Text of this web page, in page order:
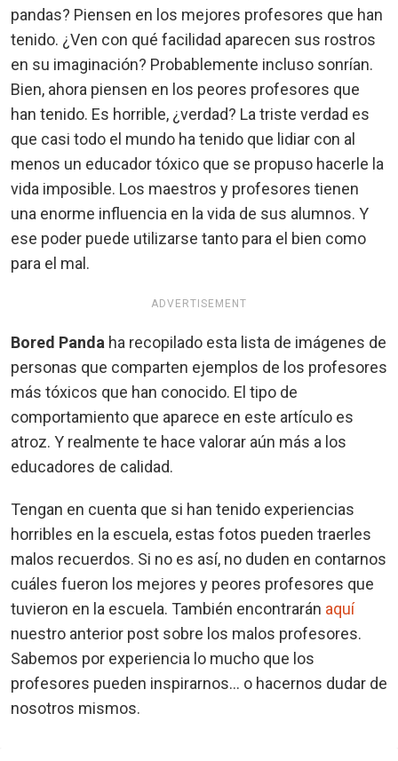
pandas? Piensen en los mejores profesores que han
tenido. ¿Ven con qué facilidad aparecen sus rostros
en su imaginación? Probablemente incluso sonrían.
Bien, ahora piensen en los peores profesores que
han tenido. Es horrible, ¿verdad? La triste verdad es
que casi todo el mundo ha tenido que lidiar con al
menos un educador tóxico que se propuso hacerle la
vida imposible. Los maestros y profesores tienen
una enorme influencia en la vida de sus alumnos. Y
ese poder puede utilizarse tanto para el bien como
para el mal.
ADVERTISEMENT
Bored Panda ha recopilado esta lista de imágenes de
personas que comparten ejemplos de los profesores
más tóxicos que han conocido. El tipo de
comportamiento que aparece en este artículo es
atroz. Y realmente te hace valorar aún más a los
educadores de calidad.
Tengan en cuenta que si han tenido experiencias
horribles en la escuela, estas fotos pueden traerles
malos recuerdos. Si no es así, no duden en contarnos
cuáles fueron los mejores y peores profesores que
tuvieron en la escuela. También encontrarán aquí
nuestro anterior post sobre los malos profesores.
Sabemos por experiencia lo mucho que los
profesores pueden inspirarnos... o hacernos dudar de
nosotros mismos.